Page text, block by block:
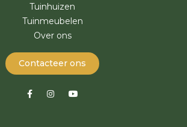
Tuinhuizen
Tuinmeubelen
Over ons
Contacteer ons